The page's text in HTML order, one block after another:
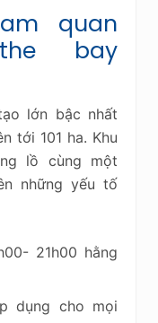
quan
bay
lớn bậc nhất
tới 101 ha. Khu
lồ cùng một
những yếu tố
21h00 hằng
dụng cho mọi